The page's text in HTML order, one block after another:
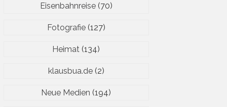
Eisenbahnreise(70)
Fotografie(127)
Heimat (134)
klausbua.de(2)
Neue Medien (194)